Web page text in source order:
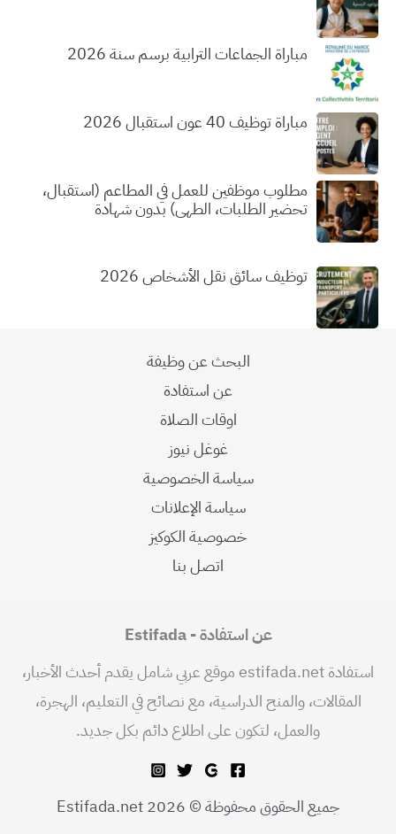
مباراة الجماعات الترابية برسم سنة 2026
مباراة توظيف 40 عون استقبال 2026
مطلوب موظفين للعمل في المطاعم (استقبال،
تحضير الطلبات، الطهي) بدون شهادة
توظيف سائق نقل الأشخاص 2026
البحث عن وظيفة
عن استفادة
اوقات الصلاة
غوغل نيوز
سياسة الخصوصية
سياسة الإعلانات
خصوصية الكوكيز
اتصل بنا
عن استفادة - Estifada
استفادة estifada.net موقع عربي شامل يقدم أحدث الأخبار،
المقالات، والمنح الدراسية، مع نصائح في التعليم، الهجرة،
والعمل، لتكون على اطلاع دائم بكل جديد.
جميع الحقوق محفوظة © 2026 Estifada.net